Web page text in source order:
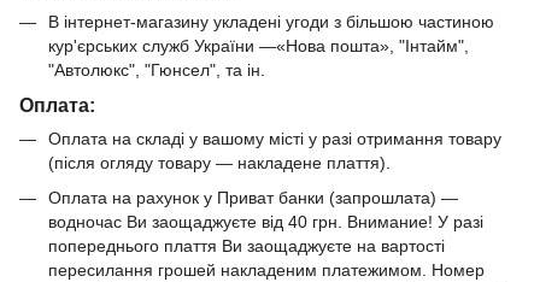
В інтернет-магазину укладені угоди з більшою частиною
кур'єрських служб України —«Нова пошта», "Інтайм",
"Автолюкс", "Гюнсел", та ін.
Оплата:
Оплата на складі у вашому місті у разі отримання товару
(після огляду товару — накладене плаття).
Оплата на рахунок у Приват банки (запрошлата) —
водночас Ви заощаджуєте від 40 грн. Внимание! У разі
попереднього плаття Ви заощаджуєте на вартості
пересилання грошей накладеним платежимом. Номер